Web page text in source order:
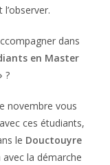
dans
en Master
?
novembre vous
ces étudiants,
le Douctouyre
la démarche